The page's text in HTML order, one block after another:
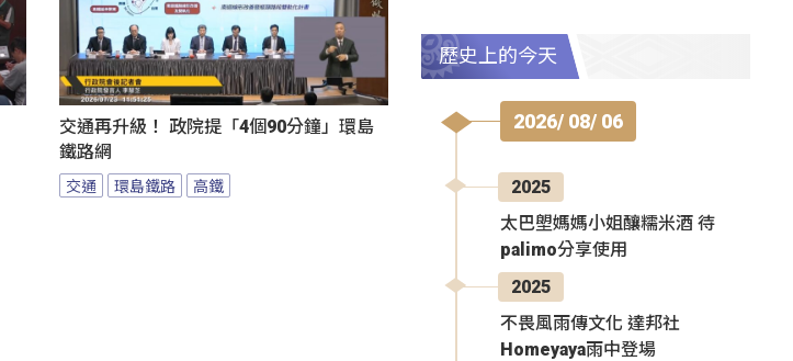
交通再升級！ 政院提「4個90分鐘」環島
鐵路網
交通 環島鐵路 高鐵
歷史上的今天
2026/ 08/ 06
2025
太巴塱媽媽小姐釀糯米酒 待
palimo分享使用
2025
不畏風雨傳文化 達邦社
Homeyaya雨中登場